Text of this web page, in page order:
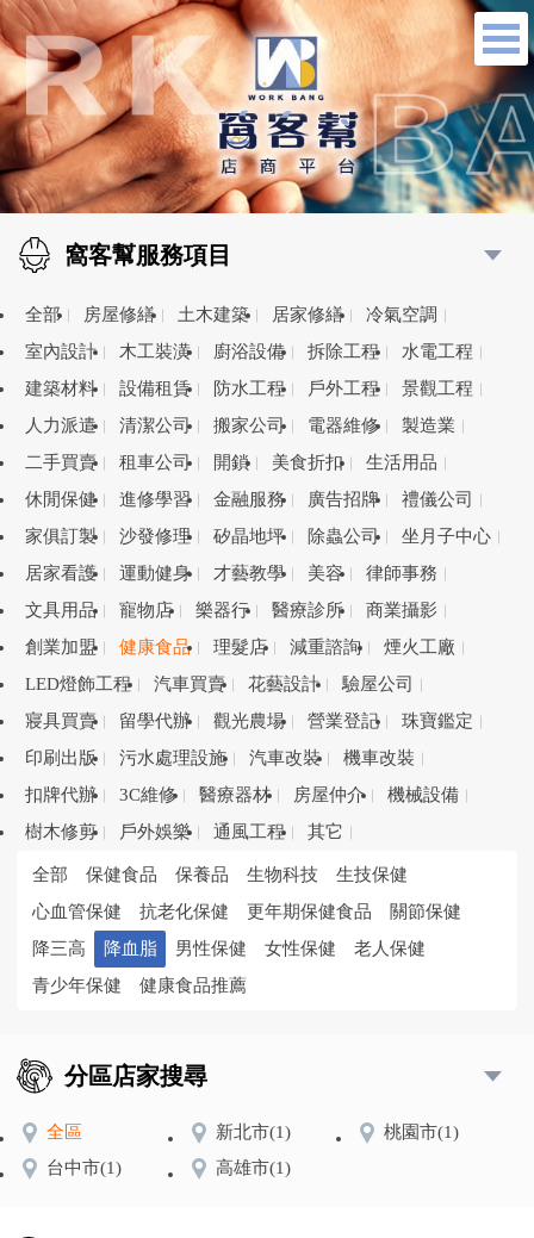
窩客幫服務項目
全部 房屋修繕 土木建築 居家修繕
冷氣空調
室內設計
木工裝潢 廚浴設備 拆除工程
水電工程
建築材料
設備租賃 防水工程 戶外工程
景觀工程
人力派遣
清潔公司 搬家公司 電器維修
製造業
二手買賣
租車公司 開鎖 美食折扣
生活用品
休閒保健
進修學習 金融服務 廣告招牌
禮儀公司
家俱訂製
沙發修理 矽晶地坪 除蟲公司
坐月子中心
居家看護
運動健身 才藝教學 美容
律師事務
文具用品
寵物店 樂器行 醫療診所
商業攝影
創業加盟
健康食品 理髮店 減重諮詢
煙火工廠
LED燈飾工程
汽車買賣 花藝設計
驗屋公司
寢具買賣
留學代辦 觀光農場 營業登記
珠寶鑑定
印刷出版
污水處理設施 汽車改裝
機車改裝
扣牌代辦
3C維修 醫療器材 房屋仲介
機械設備
樹木修剪
戶外娛樂 通風工程 其它
全部 保健食品 保養品 生物科技
生技保健
心血管保健
抗老化保健 更年期保健食品
關節保健
降三高
降血脂 男性保健 女性保健
老人保健
青少年保健
健康食品推薦
分區店家搜尋
全區 新北市(1) 桃園市(1)
台中市(1) 高雄市(1)